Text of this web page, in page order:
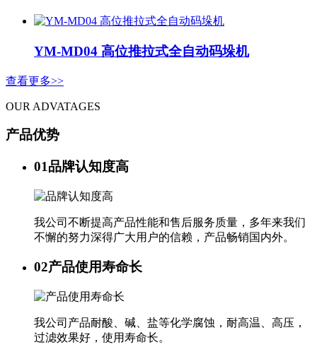
YM-MD04 高位推拉式全自动码垛机
查看更多>>
OUR ADVATAGES
产品优势
01品牌认知度高
我公司不断提高产品性能和售后服务质量，多年来我们
不懈的努力深得广大用户的信赖，产品畅销国内外。
02产品使用寿命长
我公司产品耐酸、碱、盐等化学腐蚀，耐高温、高压，
过滤效果好，使用寿命长。